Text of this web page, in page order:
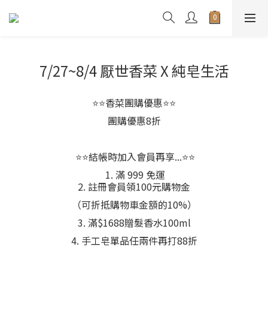
7/27~8/4 厭世香菜 X 純皂生活
⭐️⭐️香菜團購優惠⭐️⭐️
團購優惠8折
⭐️⭐️結帳時加入會員再享...⭐️⭐️
1. 滿 999 免運
2. 註冊會員領100元購物金
（可折抵購物車金額的10%）
3. 滿$1688贈髮香水100ml
4. 手工皂單品任兩件再打88折